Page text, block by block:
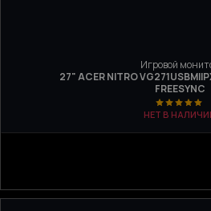
Игровой
27" ACER NITRO
FREESYNC
НЕТ В